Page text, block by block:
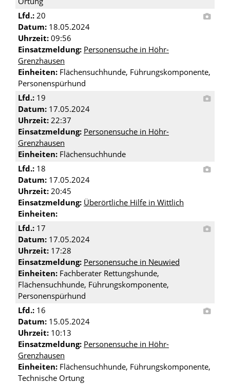
Lfd.: 20
Datum: 18.05.2024
Uhrzeit: 09:56
Einsatzmeldung: Personensuche in Höhr-
Grenzhausen
Einheiten: Flächensuchhunde, Führungskomponente,
Personenspürhund
Lfd.: 19
Datum: 17.05.2024
Uhrzeit: 22:37
Einsatzmeldung: Personensuche in Höhr-
Grenzhausen
Einheiten: Flächensuchhunde
Lfd.: 18
Datum: 17.05.2024
Uhrzeit: 20:45
Einsatzmeldung: Überörtliche Hilfe in Wittlich
Einheiten:
Lfd.: 17
Datum: 17.05.2024
Uhrzeit: 17:28
Einsatzmeldung: Personensuche in Neuwied
Einheiten: Fachberater Rettungshunde,
Flächensuchhunde, Führungskomponente,
Personenspürhund
Lfd.: 16
Datum: 15.05.2024
Uhrzeit: 10:13
Einsatzmeldung: Personensuche in Höhr-
Grenzhausen
Einheiten: Flächensuchhunde, Führungskomponente,
Technische Ortung